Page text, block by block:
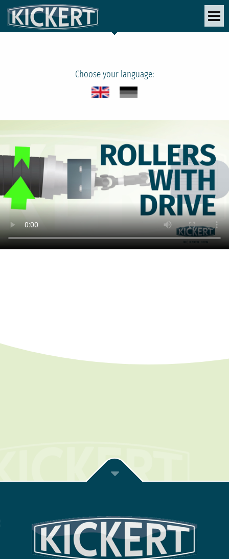
Choose your language: